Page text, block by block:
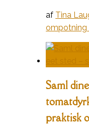
af Tina
ompotning
Saml
praktisk